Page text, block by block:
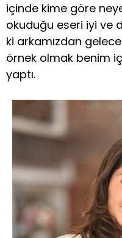
içinde kime göre
okuduğu eseri iyi ve
ki arkamızdan
örnek olmak benim
yaptı.